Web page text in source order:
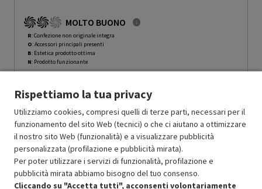
MOLTO BUONO
R: Confezione non originale integra
O: Accessori principali presenti
B: Estetica prodotto ottima
N: Prodotto funzionante
Ricondizionato Prezzo ridotto da
35.10a -30%
In Promozione 24.57
Aggiungi al carrello
SCONTO RICONDIZIONATI
Rispettiamo la tua privacy
Utilizziamo cookies, compresi quelli di terze parti, necessari per il
funzionamento del sito Web (tecnici) o che ci aiutano a ottimizzare
il nostro sito Web (funzionalità) e a visualizzare pubblicità
personalizzata (profilazione e pubblicità mirata).
Per poter utilizzare i servizi di funzionalità, profilazione e
pubblicità mirata abbiamo bisogno del tuo consenso.
Cliccando su "Accetta tutti", acconsenti volontariamente